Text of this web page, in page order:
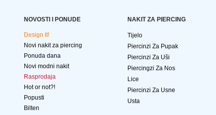
NOVOSTI I PONUDE
Design It!
Novi nakit za piercing
Ponuda dana
Novi modni nakit
Rasprodaja
Hot or not?!
Popusti
Bilten
NAKIT ZA PIERCING
Tijelo
Piercinzi Za Pupak
Piercinzi Za Uši
Piercingzi Za Nos
Lice
Piercinzi Za Usne
Usta